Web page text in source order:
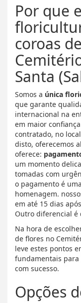
Por que
coroas
Santa
Somos a única
que garante
internacional na
em maior
contratado, no
disto, oferecemos
oferece:
um momento
tomadas com
o pagamento é
homenagem.
em até 15 dias
Outro diferencial é
Na hora de
de flores no
leve estes pontos
fundamentais para
com sucesso.
Opções